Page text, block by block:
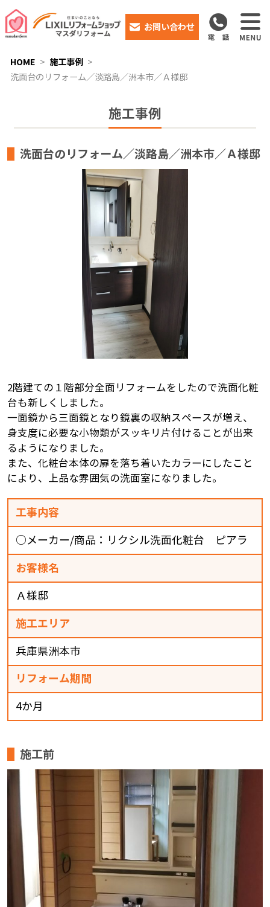
お問い合わせ
HOME
施工事例
洗面台のリフォーム／淡路島／洲本市／Ａ様邸
施工事例
洗面台のリフォーム／淡路島／洲本市／Ａ様邸
2階建ての１階部分全面リフォームをしたので洗面化粧
台も新しくしました。
一面鏡から三面鏡となり鏡裏の収納スペースが増え、
身支度に必要な小物類がスッキリ片付けることが出来
るようになりました。
また、化粧台本体の扉を落ち着いたカラーにしたこと
により、上品な雰囲気の洗面室になりました。
工事内容
○メーカー/商品：リクシル洗面化粧台 ピアラ
お客様名
Ａ様邸
施工エリア
兵庫県洲本市
リフォーム期間
4か月
施工前